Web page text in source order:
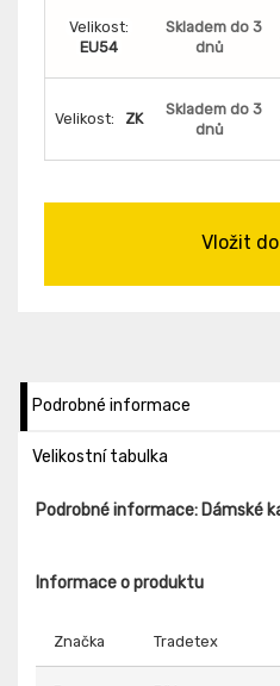
Velikost:
EU54
Skladem do 3
dnů
Velikost: ZK
Skladem do 3
dnů
Vložit
Podrobné informace
Velikostní tabulka
Podrobné informace: Dámské
Informace o produktu
Značka Tradetex